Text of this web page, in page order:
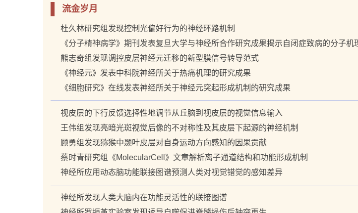
流金岁月
杜久林研究组发现控制光偏好行为的神经环路机制
《分子精神病学》期刊发表复旦大学与神经所合作研究成果揭示自闭症致病的分子机
熊志奇组发现调控皮层神经元迁移的新型膜信号转导范式
《神经元》发表中科院神经所关于热痛机理的研究成果
《细胞研究》在线发表神经所关于神经元突起形成机制的研究成果
视皮层的下行反馈选择性地调节从丘脑到视皮层的视觉信息输入
王伟组发现亮暗光斑视觉后像的不对称性及其皮层下起源的神经机制
顾勇组发现猕猴中颞叶皮层对自身运动方向感知的因果贡献
蔡时青研究组《MolecularCell》文章解析离子通道结构和功能形成机制
神经所应用动态脑功能联接图谱预测人类对视觉错觉的感知差异
神经所发现人类大脑内在功能灵活性的联接图谱